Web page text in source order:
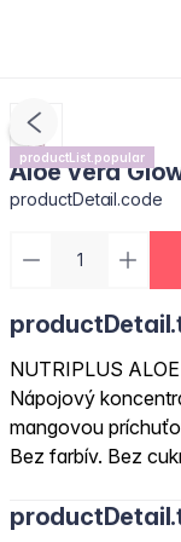
productList.popular
Aloe vera
productDetail.code
NUTRIPLUS
Nápojový
mangovou
Bez farbív. Bez